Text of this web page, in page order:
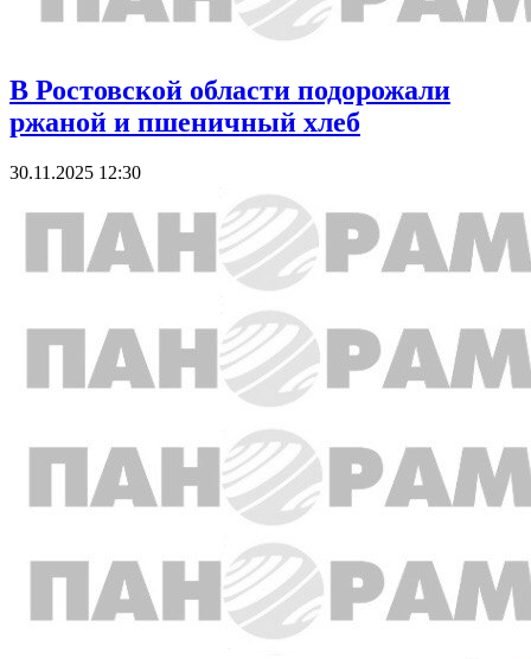
В Ростовской области подорожали
ржаной и пшеничный хлеб
30.11.2025 12:30